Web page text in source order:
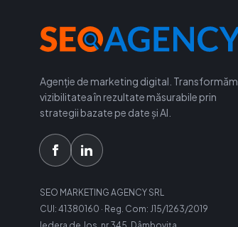
Agenție de marketing digital. Transformăm
vizibilitatea în rezultate măsurabile prin
strategii bazate pe date și AI.
SEO MARKETING AGENCY SRL
CUI: 41380160 · Reg. Com: J15/1263/2019